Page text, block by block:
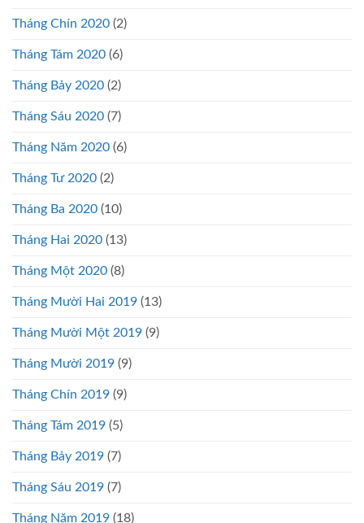
Tháng Chín 2020 (2)
Tháng Tám 2020 (6)
Tháng Bảy 2020 (2)
Tháng Sáu 2020 (7)
Tháng Năm 2020 (6)
Tháng Tư 2020 (2)
Tháng Ba 2020 (10)
Tháng Hai 2020 (13)
Tháng Một 2020 (8)
Tháng Mười Hai 2019 (13)
Tháng Mười Một 2019 (9)
Tháng Mười 2019 (9)
Tháng Chín 2019 (9)
Tháng Tám 2019 (5)
Tháng Bảy 2019 (7)
Tháng Sáu 2019 (7)
Tháng Năm 2019 (18)